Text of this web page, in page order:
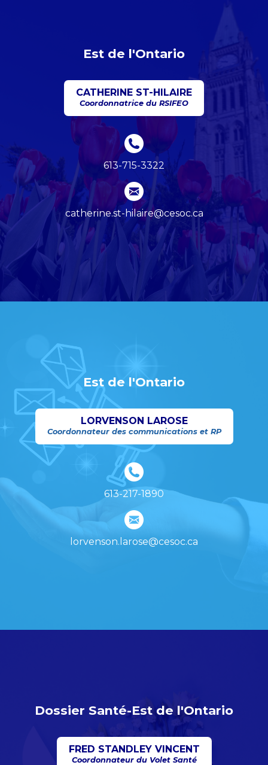
Est de l'Ontario
CATHERINE ST-HILAIRE
Coordonnatrice du RSIFEO
613-715-3322
catherine.st-hilaire@cesoc.ca
Est de l'Ontario
LORVENSON LAROSE
Coordonnateur des communications et RP
613-217-1890
lorvenson.larose@cesoc.ca
Dossier Santé-Est de l'Ontario
FRED STANDLEY VINCENT
Coordonnateur du Volet Santé